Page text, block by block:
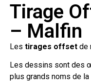
Tirage
– Malfin
Les tirages offset de
Les dessins sont des
plus grands noms de